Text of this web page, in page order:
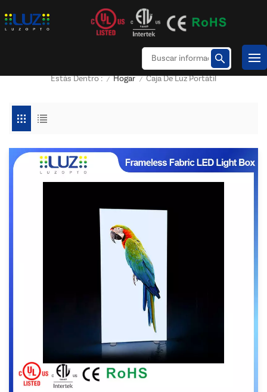
Estás Dentro : / Hogar / Caja De Luz Portátil